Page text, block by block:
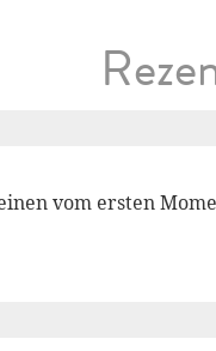
vom ersten